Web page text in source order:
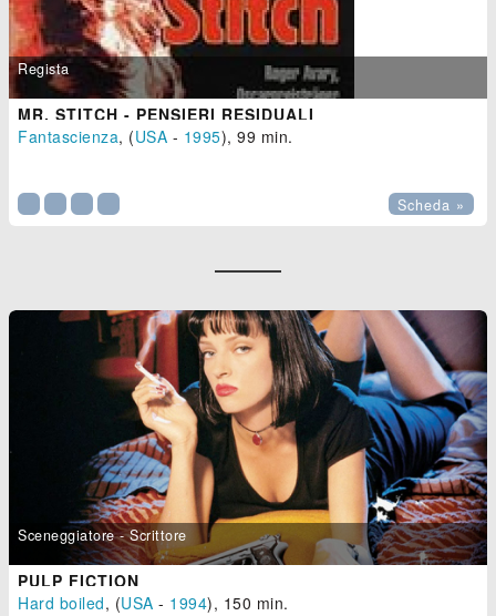
Regista
MR. STITCH - PENSIERI RESIDUALI
Fantascienza, (USA - 1995), 99 min.
Scheda »
Sceneggiatore - Scrittore
PULP FICTION
Hard boiled, (USA - 1994), 150 min.